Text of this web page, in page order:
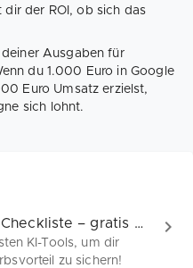
dir der ROI, ob sich das
deiner Ausgaben für
du 1.000 Euro in Google
Euro Umsatz erzielst,
sich lohnt.
Deine KI-Tool-Checkliste – gratis downloaden!
KI-Tools, um dir
zu sichern!